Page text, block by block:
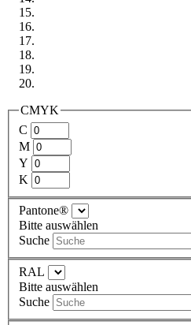
CMYK
C
M
Y
K
Pantone®
Bitte auswählen
Suche
RAL
Bitte auswählen
Suche